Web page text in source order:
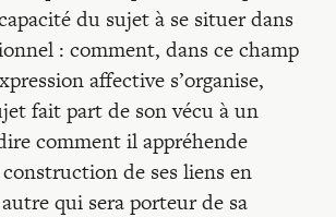
du sujet à se situer dans
: comment, dans ce champ
affective s’organise,
fait part de son vécu à un
comment il appréhende
de ses liens en
qui sera porteur de sa